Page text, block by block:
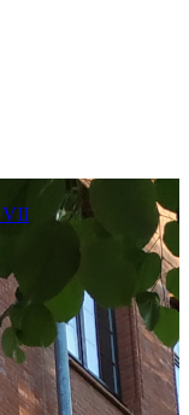
VII